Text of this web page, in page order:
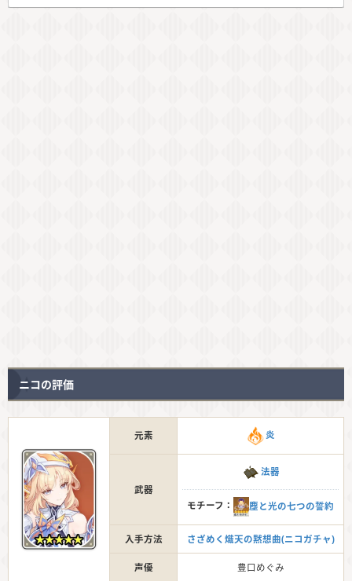
ニコの評価
元素 炎
武器
法器
モチーフ： 塵と光の七つの誓約
入手方法 さざめく熾天の黙想曲(ニコガチャ)
声優 豊口めぐみ